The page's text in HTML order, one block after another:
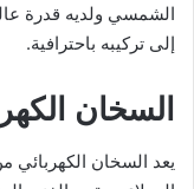
الشمسي ولديه قدرة
إلى تركيبه باحترافية.
السخان
يعد السخان الكهربائي